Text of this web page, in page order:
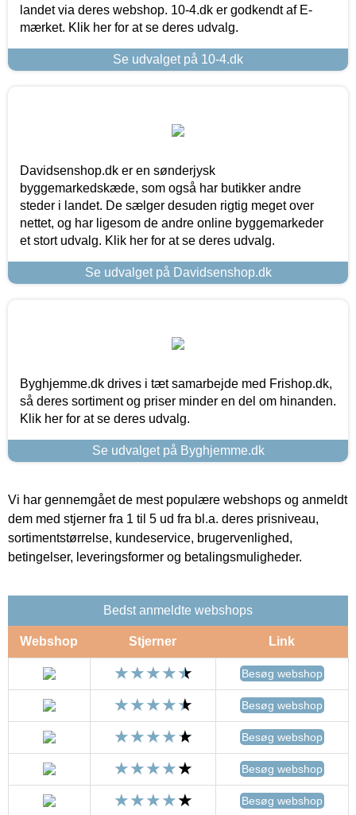
landet via deres webshop. 10-4.dk er godkendt af E-
mærket. Klik her for at se deres udvalg.
Se udvalget på 10-4.dk
Davidsenshop.dk er en sønderjysk
byggemarkedskæde, som også har butikker andre
steder i landet. De sælger desuden rigtig meget over
nettet, og har ligesom de andre online byggemarkeder
et stort udvalg. Klik her for at se deres udvalg.
Se udvalget på Davidsenshop.dk
Byghjemme.dk drives i tæt samarbejde med Frishop.dk,
så deres sortiment og priser minder en del om hinanden.
Klik her for at se deres udvalg.
Se udvalget på Byghjemme.dk
Vi har gennemgået de mest populære webshops og anmeldt
dem med stjerner fra 1 til 5 ud fra bl.a. deres prisniveau,
sortimentstørrelse, kundeservice, brugervenlighed,
betingelser, leveringsformer og betalingsmuligheder.
Bedst anmeldte webshops
Webshop Stjerner Link
Besøg webshop
Besøg webshop
Besøg webshop
Besøg webshop
Besøg webshop